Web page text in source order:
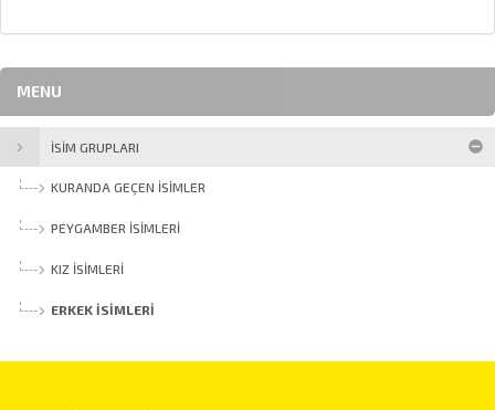
MENU
İSİM GRUPLARI
KURANDA GEÇEN İSIMLER
PEYGAMBER İSIMLERI
KIZ İSIMLERI
ERKEK İSIMLERI